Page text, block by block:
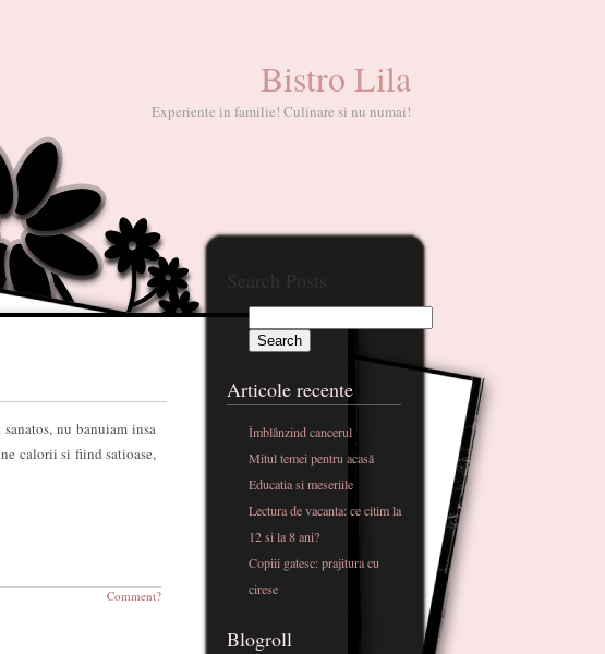
Bistro Lila
Experiente in familie! Culinare si nu numai!
nu banuiam insa
calorii si fiind satioase,
Comment?
Search Posts
Articole recente
Îmblânzind cancerul
Mitul temei pentru acasă
Educatia si meseriile
Lectura de vacanta: ce citim la
12 si la 8 ani?
Copiii gatesc: prajitura cu
cirese
Blogroll